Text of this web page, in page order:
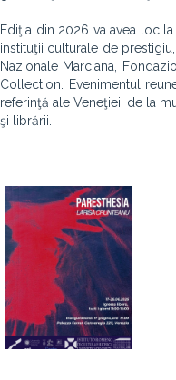
Ediţia din 2026 va avea loc
instituţii culturale de
Nazionale Marciana,
Collection. Evenimentul
referinţă ale Veneţiei, de la
şi librării.